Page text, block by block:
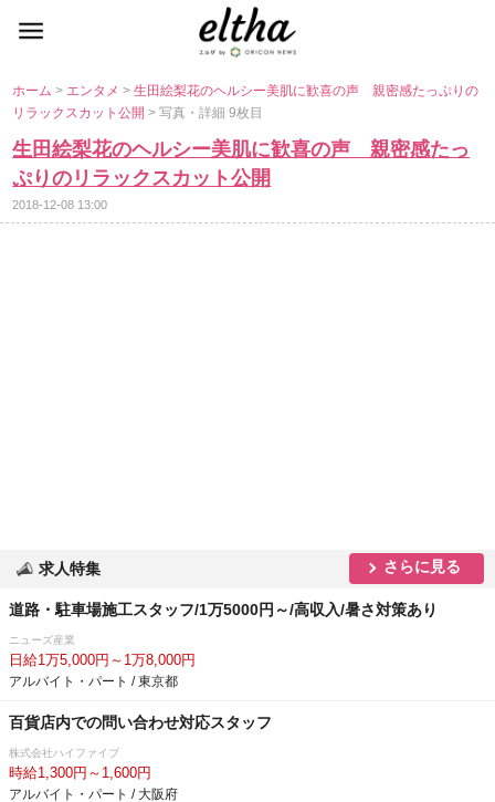
ホーム> エンタメ>生田絵梨花のヘルシー美肌に歓喜の声 親密感たっぷりの
リラックスカット公開> 写真・詳細 9枚目
生田絵梨花のヘルシー美肌に歓喜の声 親密感たっ
ぷりのリラックスカット公開
2018-12-08 13:00
求人特集 さらに見る
道路・駐車場施工スタッフ/1万5000円～/高収入/暑さ対策あり
ニューズ産業
日給1万5,000円～1万8,000円
アルバイト・パート / 東京都
百貨店内での問い合わせ対応スタッフ
株式会社ハイファイブ
時給1,300円～1,600円
アルバイト・パート / 大阪府